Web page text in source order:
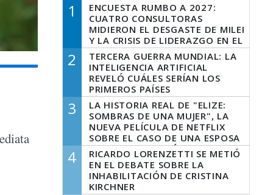
1
ENCUESTA RUMBO A 2027:
CUATRO CONSULTORAS
MIDIERON EL DESGASTE DE MILEI
Y LA CRISIS DE LIDERAZGO EN EL
PERONISMO
2
TERCERA GUERRA MUNDIAL: LA
INTELIGENCIA ARTIFICIAL
REVELÓ CUÁLES SERÍAN LOS
PRIMEROS PAÍSES
LATINOAMERICANOS EN SER
DERROTADOS
3
LA HISTORIA REAL DE "ELIZE:
SOMBRAS DE UNA MUJER", LA
NUEVA PELÍCULA DE NETFLIX
SOBRE EL CASO DE UNA ESPOSA
QUE DESCUARTIZÓ A SU
MARIDO
4
RICARDO LORENZETTI SE METIÓ
EN EL DEBATE SOBRE LA
INHABILITACIÓN DE CRISTINA
KIRCHNER